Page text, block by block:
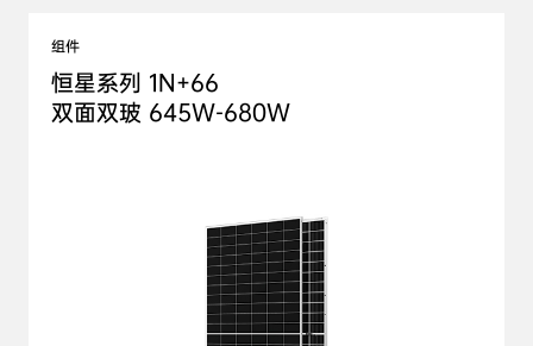
组件
恒星系列 1N+66
双面双玻 645W-680W